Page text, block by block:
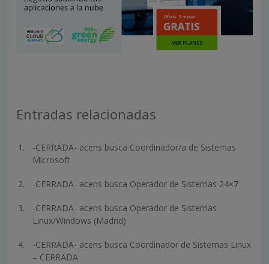
Entradas relacionadas
-CERRADA- acens busca Coordinador/a de Sistemas
Microsoft
-CERRADA- acens busca Operador de Sistemas 24×7
-CERRADA- acens busca Operador de Sistemas
Linux/Windows (Madrid)
-CERRADA- acens busca Coordinador de Sistemas Linux
– CERRADA